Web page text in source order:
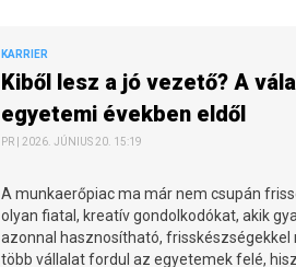
KARRIER
Kiből lesz a jó vezető? A
egyetemi években eldől
PR | 2026. JÚNIUS 20. 15:19
A munkaerőpiac ma már nem csupán
olyan fiatal, kreatív gondolkodókat, akik
azonnal hasznosítható, frisskészségekkel
több vállalat fordul az egyetemek felé,